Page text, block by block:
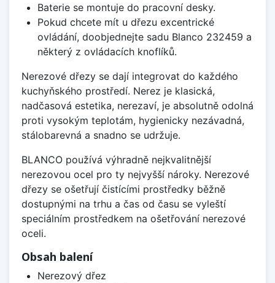
Baterie se montuje do pracovní desky.
Pokud chcete mít u dřezu excentrické
ovládání, doobjednejte sadu Blanco 232459 a
některý z ovládacích knoflíků.
Nerezové dřezy se dají integrovat do každého
kuchyňského prostředí. Nerez je klasická,
nadčasová estetika, nerezaví, je absolutně odolná
proti vysokým teplotám, hygienicky nezávadná,
stálobarevná a snadno se udržuje.
BLANCO používá výhradně nejkvalitnější
nerezovou ocel pro ty nejvyšší nároky. Nerezové
dřezy se ošetřují čistícími prostředky běžně
dostupnými na trhu a čas od času se vyleští
speciálním prostředkem na ošetřování nerezové
oceli.
Obsah balení
Nerezový dřez